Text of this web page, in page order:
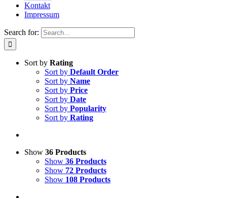
Kontakt
Impressum
Search for:
Sort by Rating
Sort by Default Order
Sort by Name
Sort by Price
Sort by Date
Sort by Popularity
Sort by Rating
Show 36 Products
Show 36 Products
Show 72 Products
Show 108 Products